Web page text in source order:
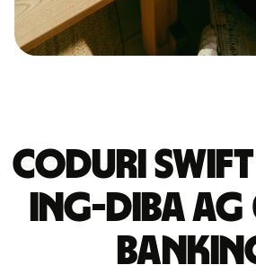
Coduri
ING-DIBA AG